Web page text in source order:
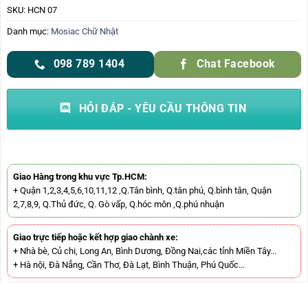
SKU: HCN 07
Danh mục: Mosiac Chữ Nhật
098 789 1404 Chat Facebook
HỎI ĐÁP - YÊU CẦU THÔNG TIN
Giao Hàng trong khu vực Tp.HCM:
+ Quận 1,2,3,4,5,6,10,11,12 ,Q.Tân bình, Q.tân phú, Q.bình tân, Quận
2,7,8,9, Q.Thủ đức, Q. Gò vấp, Q.hóc môn ,Q.phú nhuận
Giao trực tiếp hoặc kết hợp giao chành xe:
+ Nhà bè, Củ chi, Long An, Bình Dương, Đồng Nai,các tỉnh Miền Tây...
+ Hà nội, Đà Nẳng, Cần Thơ, Đà Lạt, Bình Thuận, Phú Quốc...